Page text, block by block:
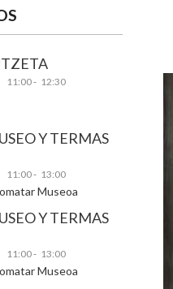
11:00- 12:30
Y TERMAS
11:00- 13:00
Museoa
Y TERMAS
11:00- 13:00
Museoa